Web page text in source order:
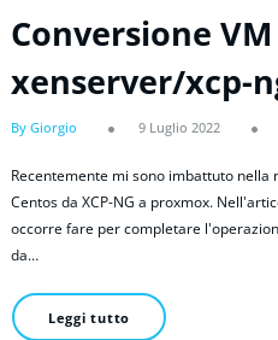
Conversione VM
xenserver/xcp-
By Giorgio 9 Luglio 2022
Recentemente mi sono imbattuto nella
Centos da XCP-NG a proxmox.
occorre fare per completare
da…
Leggi tutto